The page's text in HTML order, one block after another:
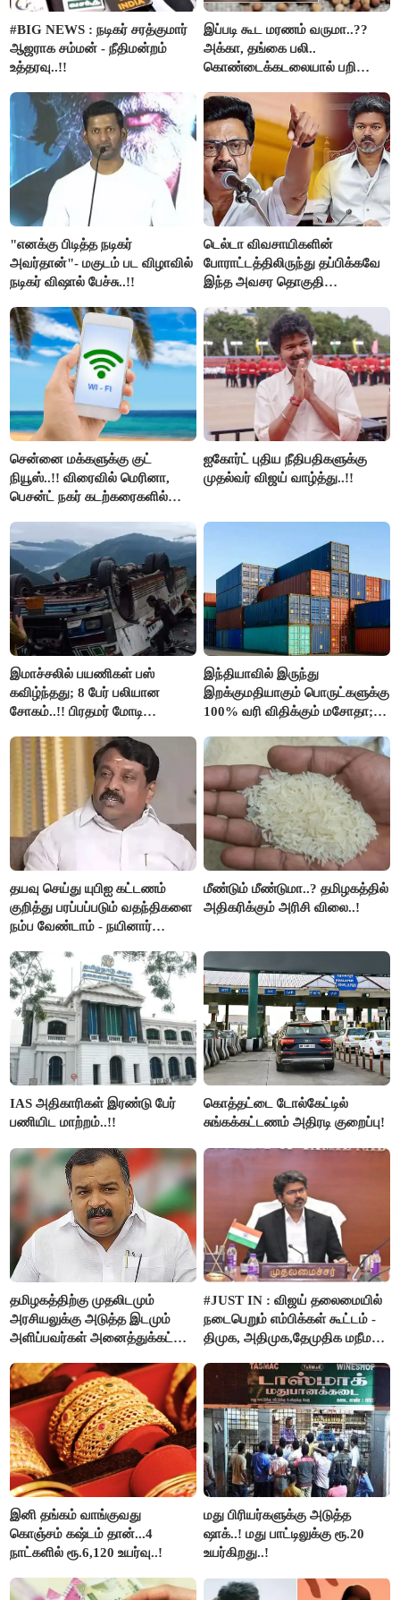
#BIG NEWS : நடிகர் சரத்குமார்
ஆஜராக சம்மன் - நீதிமன்றம்
உத்தரவு..!!
இப்படி கூட மரணம் வருமா..??
அக்கா, தங்கை பலி..
கொண்டைக்கடலையால் பறிபோன
"எனக்கு பிடித்த நடிகர்
அவர்தான்"- மகுடம் பட விழாவில்
நடிகர் விஷால் பேச்சு..!!
டெல்டா விவசாயிகளின்
போராட்டத்திலிருந்து தப்பிக்கவே
இந்த அவசர தொகுதி
அரங்கேற்றுகிறார் முதலமைச்சர் -
திமுக ஐடி விங்..!!
சென்னை மக்களுக்கு குட்
நியூஸ்..!! விரைவில் மெரினா,
பெசன்ட் நகர் கடற்கரைகளில்
ஐகோர்ட் புதிய நீதிபதிகளுக்கு
முதல்வர் விஜய் வாழ்த்து..!!
இமாச்சலில் பயணிகள் பஸ்
கவிழ்ந்தது; 8 பேர் பலியான
சோகம்..!! பிரதமர் மோடி
இந்தியாவில் இருந்து
இறக்குமதியாகும் பொருட்களுக்கு
100% வரி விதிக்கும் மசோதா;
தயவு செய்து யுபிஐ கட்டணம்
குறித்து பரப்பப்படும் வதந்திகளை
நம்ப வேண்டாம் - நயினார்
மீண்டும் மீண்டுமா..? தமிழகத்தில்
அதிகரிக்கும் அரிசி விலை..!
IAS அதிகாரிகள் இரண்டு பேர்
பணியிட மாற்றம்..!!
கொத்தட்டை டோல்கேட்டில்
சுங்கக்கட்டணம் அதிரடி குறைப்பு!
தமிழகத்திற்கு முதலிடமும்
அரசியலுக்கு அடுத்த இடமும்
அளிப்பவர்கள் அனைத்துக்கட்சி
பங்கேற்பார்கள் - மாணிக்கம்
தாகூர்..!!
#JUST IN : விஜய் தலைமையில்
நடைபெறும் எம்பிக்கள் கூட்டம் -
திமுக, அதிமுக,தேமுதிக மநீம
இனி தங்கம் வாங்குவது
கொஞ்சம் கஷ்டம் தான்...4
நாட்களில் ரூ.6,120 உயர்வு..!
மது பிரியர்களுக்கு அடுத்த
ஷாக்..! மது பாட்டிலுக்கு ரூ.20
உயர்கிறது..!